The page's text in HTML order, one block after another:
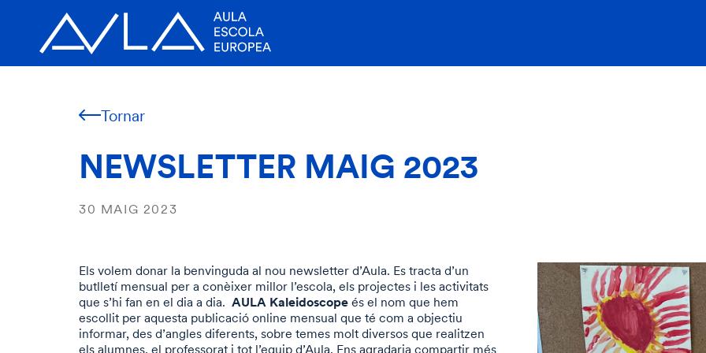
Tornar
NEWSLETTER MAIG 2023
30 MAIG 2023
Els volem donar la benvinguda al nou newsletter d’Aula. Es tracta d’un
butlletí mensual per a conèixer millor l’escola, els projectes i les activitats
que s’hi fan en el dia a dia. AULA Kaleidoscope és el nom que hem
escollit per aquesta publicació online mensual que té com a objectiu
informar, des d’angles diferents, sobre temes molt diversos que realitzen
els alumnes, el professorat i tot l’equip d’Aula. Ens agradaria compartir més